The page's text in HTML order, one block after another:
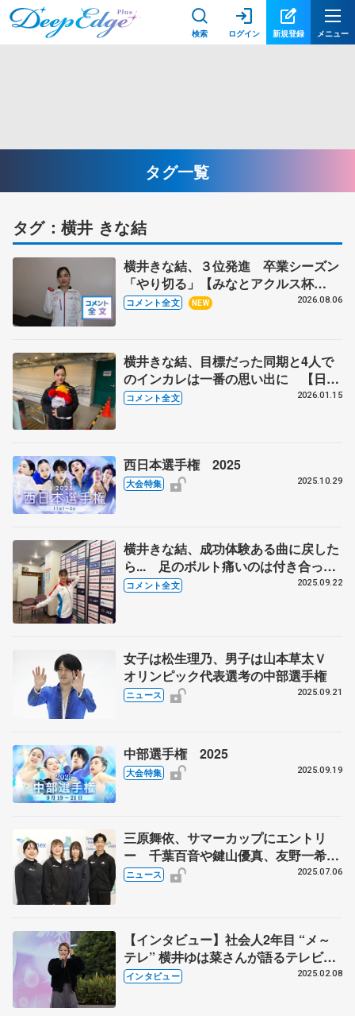
検索 ログイン 新規登録 メニュー
タグ一覧
タグ：横井 きな結
横井きな結、３位発進 卒業シーズン
「やり切る」【みなとアクルス杯
SP】
コメント全文 NEW 2026.08.06
横井きな結、目標だった同期と4人で
のインカレは一番の思い出に 【日本
学生氷上競技選手権・女子SP】
コメント全文 2026.01.15
西日本選手権 2025
大会特集 2025.10.29
横井きな結、成功体験ある曲に戻した
ら... 足のボルト痛いのは付き合って
いくもの 【中部選手権女子フリー】
コメント全文 2025.09.22
女子は松生理乃、男子は山本草太Ｖ
オリンピック代表選考の中部選手権
ニュース 2025.09.21
中部選手権 2025
大会特集 2025.09.19
三原舞依、サマーカップにエントリ
ー 千葉百音や鍵山優真、友野一希ら
有力選手が目白押し 8月9～12日に大
ニュース 2025.07.06
【インタビュー】社会人2年目 “メ～
テレ” 横井ゆは菜さんが語るテレビ局
員のやりがい 「フィギュアスケート
インタビュー 2025.02.08